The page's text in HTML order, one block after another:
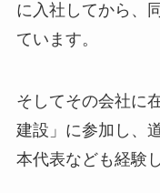
に入社してから、
ています。
そしてその会社に
建設」に参加し、
本代表なども経験